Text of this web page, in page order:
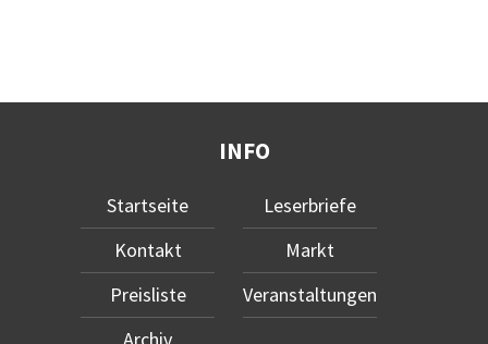
INFO
Startseite
Kontakt
Preisliste
Archiv
Leserbriefe
Markt
Veranstaltungen